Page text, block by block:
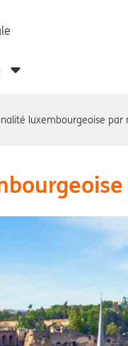
luxembourgeoise par